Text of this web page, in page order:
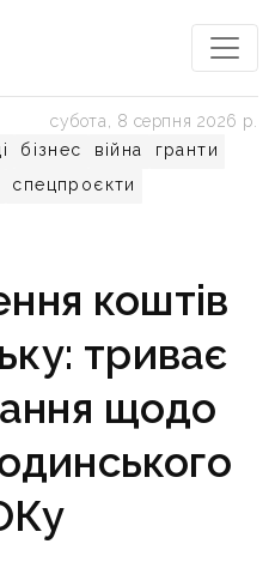
бізнес війна
гранти
спецпроєкти
субота, 8 серпня 2026 р.
коштів
триває
щодо